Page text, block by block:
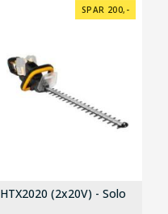
SPAR 200,-
HTX2020 (2x20V) - Solo